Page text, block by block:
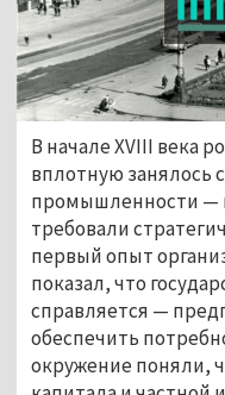
В начале XVIII века
вплотную занялось
промышленности —
требовали
первый опыт
показал, что
справляется —
обеспечить
окружение поняли,